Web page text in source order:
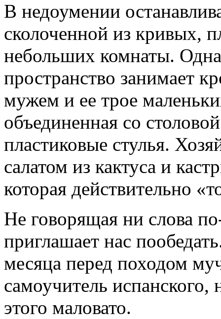
В недоумении
сколоченной из кривых,
небольших комнаты.
пространство занимает
мужем и ее трое
объединенная со
пластиковые стулья.
салатом из кактуса и
которая действительно
Не говорящая ни слова
приглашает нас
месяца перед походом
самоучитель
этого маловато.